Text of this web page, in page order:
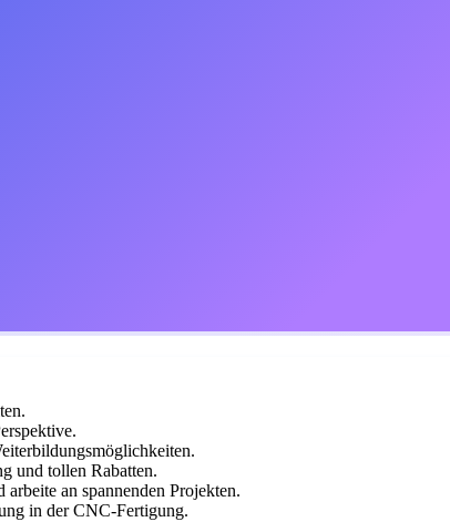
und tollen Rabatten.
an spannenden Projekten.
in der CNC-Fertigung.